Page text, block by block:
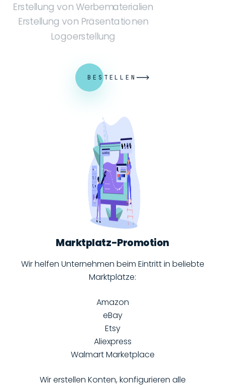
Erstellung von Werbematerialien
Erstellung von Präsentationen
Logoerstellung
BESTELLEN
Marktplatz-Promotion
Wir helfen Unternehmen beim Eintritt in beliebte
Marktplätze:
Amazon
eBay
Etsy
Aliexpress
Walmart Marketplace
Wir erstellen Konten, konfigurieren alle